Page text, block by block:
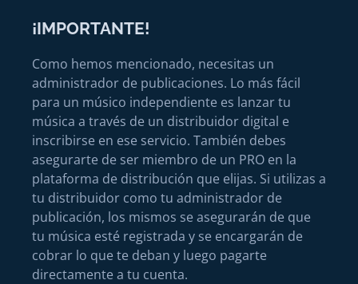
¡IMPORTANTE!
Como hemos mencionado, necesitas un
administrador de publicaciones. Lo más fácil
para un músico independiente es lanzar tu
música a través de un distribuidor digital e
inscribirse en ese servicio. También debes
asegurarte de ser miembro de un PRO en la
plataforma de distribución que elijas. Si utilizas a
tu distribuidor como tu administrador de
publicación, los mismos se asegurarán de que
tu música esté registrada y se encargarán de
cobrar lo que te deban y luego pagarte
directamente a tu cuenta.